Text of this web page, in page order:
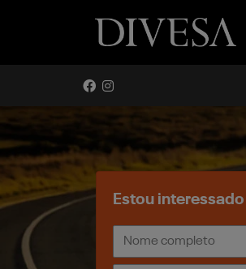
Estou interessado